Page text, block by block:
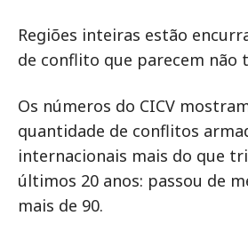
Regiões inteiras estão
de conflito que parecem não
Os números do CICV
quantidade de conflitos
internacionais mais do que
últimos 20 anos: passou de
mais de 90.